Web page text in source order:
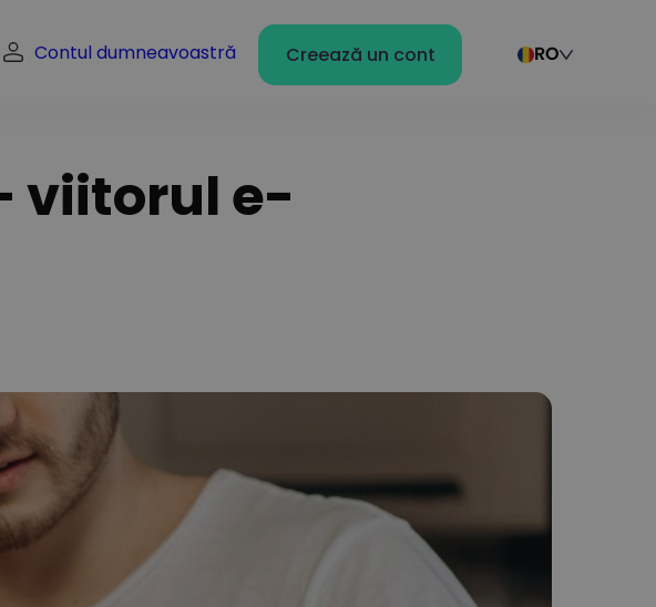
Contul dumneavoastră Creează un cont RO
viitorul e-